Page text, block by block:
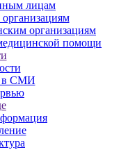
лицам
организациям
помощи
в СМИ